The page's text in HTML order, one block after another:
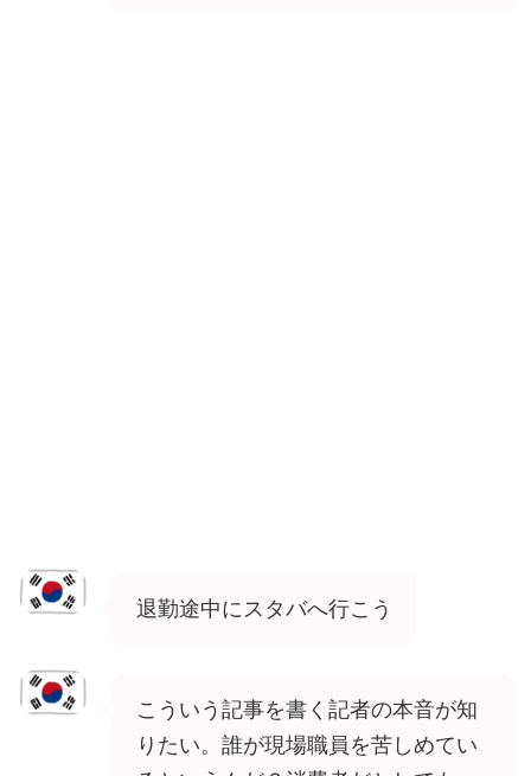
退勤途中にスタバへ行こう
こういう記事を書く記者の本音が知
りたい。誰が現場職員を苦しめてい